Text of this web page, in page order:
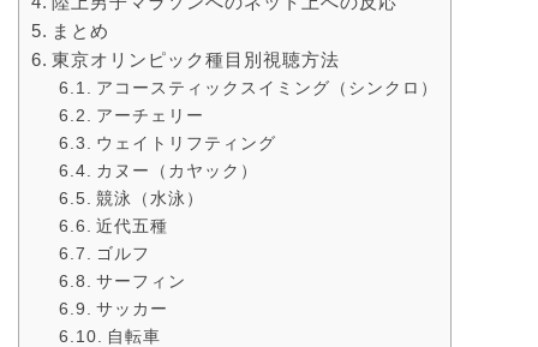
まとめ
東京オリンピック種目別視聴方法
アコースティックスイミング（シンクロ）
アーチェリー
ウェイトリフティング
カヌー（カヤック）
競泳（水泳）
近代五種
ゴルフ
サーフィン
サッカー
自転車